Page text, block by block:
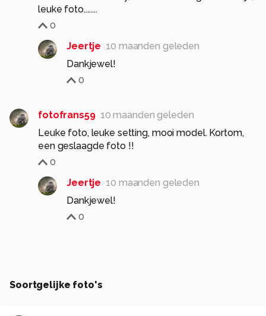
leuke foto........
0
Jeertje 10 maanden geleden
Dankjewel!
0
fotofrans59 10 maanden geleden
Leuke foto, leuke setting, mooi model. Kortom,
een geslaagde foto !!
0
Jeertje 10 maanden geleden
0
Soortgelijke foto's